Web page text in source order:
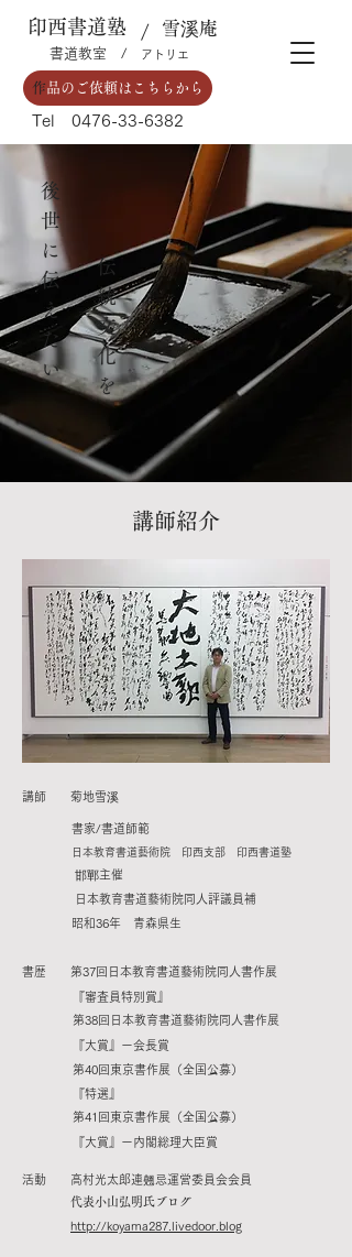
​印西書道塾
​書道教室 /
​ 雪溪庵
​アトリエ
​/
​作品のご依頼はこちらから
​Tel 0476-33-6382
後
世
に
伝
え
た
い
伝
統
文
化
を
講師紹介
講師 菊地雪溪
​書家/書道師範
日本教育書道藝術院 印西支部 印西書道塾
邯鄲主催
日本教育書道藝術院同人評議員補
昭和36年 青森県生
書歴 第37回日本教育書道藝術院同人書作展
『審査員特別賞』
第38回日本教育書道藝術院同人書作展
『大賞』ー会長賞
第40回東京書作展（全国公募）
『特選』
第41回東京書作展（全国公募）
『大賞』ー内閣総理大臣賞
活動 高村光太郎連翹忌運営委員会会員
​代表小山弘明氏ブログ
http://koyama287.livedoor.blog